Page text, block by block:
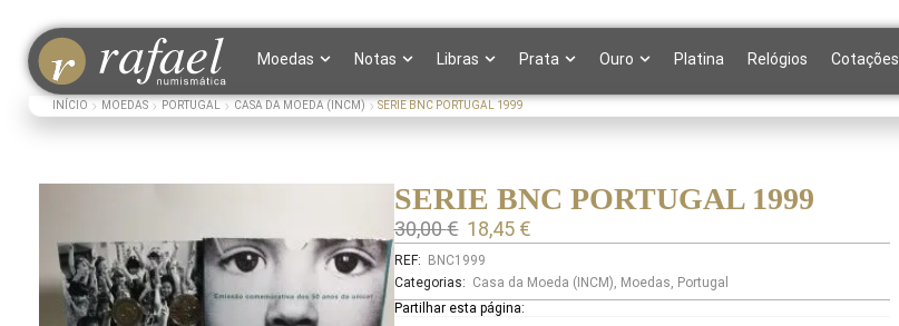
Moedas Notas Libras Prata Ouro Platina Relógios Cotações
INÍCIO MOEDAS PORTUGAL CASA DA MOEDA (INCM) SERIE BNC PORTUGAL 1999
SERIE BNC PORTUGAL 1999
30,00€ 18,45 €
REF:
BNC1999
Categorias: Casa da Moeda (INCM), Moedas, Portugal
Partilhar esta página: